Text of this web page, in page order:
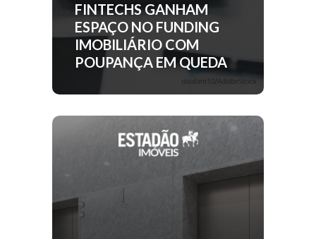
FINTECHS GANHAM
ESPAÇO NO FUNDING
IMOBILIÁRIO COM
POUPANÇA EM QUEDA